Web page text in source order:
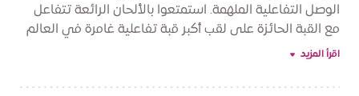
الوصل التفاعلية الملهمة. استمتعوا بالألحان الرائعة تتفاعل
مع القبة الحائزة على لقب أكبر قبة تفاعلية غامرة في العالم
لتأخذكم الأمسية الموسيقية إلى عالم من الأنغام الرائعة
ستستمعون إلى تشكيلة جديدة من المقطوعات الأوبرالية
اقرأ المزيد